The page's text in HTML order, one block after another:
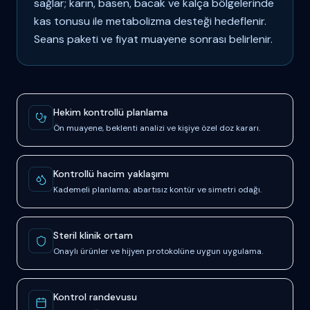
sağlar; karın, basen, bacak ve kalça bölgelerinde
kas tonusu ile metabolizma desteği hedeflenir.
Seans paketi ve fiyat muayene sonrası belirlenir.
Güven ve süreç sinyalleri
Hekim kontrollü planlama
Ön muayene, beklenti analizi ve kişiye özel doz kararı.
Kontrollü hacim yaklaşımı
Kademeli planlama; abartısız kontür ve simetri odağı.
Steril klinik ortam
Onaylı ürünler ve hijyen protokolüne uygun uygulama.
Kontrol randevusu